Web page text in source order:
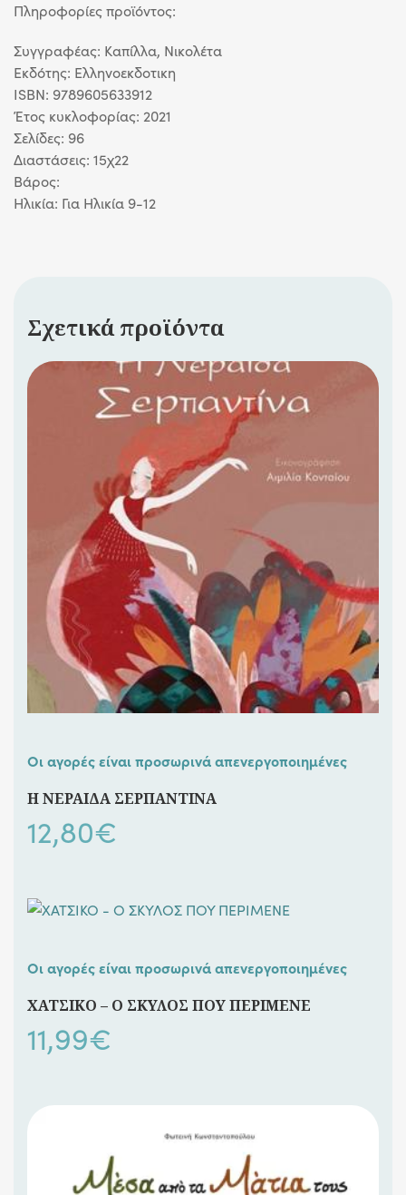
Πληροφορίες προϊόντος:
Συγγραφέας: Καπίλλα, Νικολέτα
Eκδότης: Ελληνοεκδοτικη
ISBN: 9789605633912
Έτος κυκλοφορίας: 2021
Σελίδες: 96
Διαστάσεις: 15χ22
Βάρος:
Ηλικία: Για Ηλικία 9-12
Σχετικά προϊόντα
Οι αγορές είναι προσωρινά απενεργοποιημένες
Η ΝΕΡΑΙΔΑ ΣΕΡΠΑΝΤΙΝΑ
12,80€
Οι αγορές είναι προσωρινά απενεργοποιημένες
ΧΑΤΣΙΚΟ – Ο ΣΚΥΛΟΣ ΠΟΥ ΠΕΡΙΜΕΝΕ
11,99€